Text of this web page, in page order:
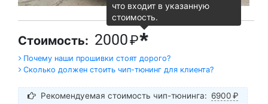
Стоимость: 2000₽*
Почему наши прошивки стоят дорого?
Сколько должен стоить чип-тюнинг для клиента?
Рекомендуемая стоимость чип-тюнинга: 6900₽
что входит в указанную
стоимость.